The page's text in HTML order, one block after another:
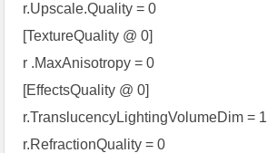
r.Upscale.Quality = 0
[TextureQuality @ 0]
r .MaxAnisotropy = 0
[EffectsQuality @ 0]
r.TranslucencyLightingVolumeDim = 1
r.RefractionQuality = 0